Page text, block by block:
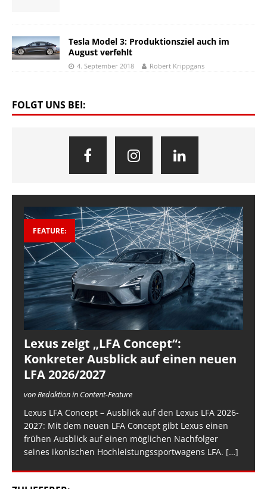
Tesla Model 3: Produktionsziel auch im
August verfehlt
4. September 2018 Robert Krippgans
FOLGT UNS BEI:
FEATURE:
Lexus zeigt „LFA Concept“:
Konkreter Ausblick auf einen neuen
LFA 2026/2027
von Redaktion in Content-Feature
Lexus LFA Concept – Ausblick auf den Lexus LFA 2026-
2027: Mit dem neuen LFA Concept gibt Lexus einen
frühen Ausblick auf einen möglichen Nachfolger
seines ikonischen Hochleistungssportwagens LFA. […]